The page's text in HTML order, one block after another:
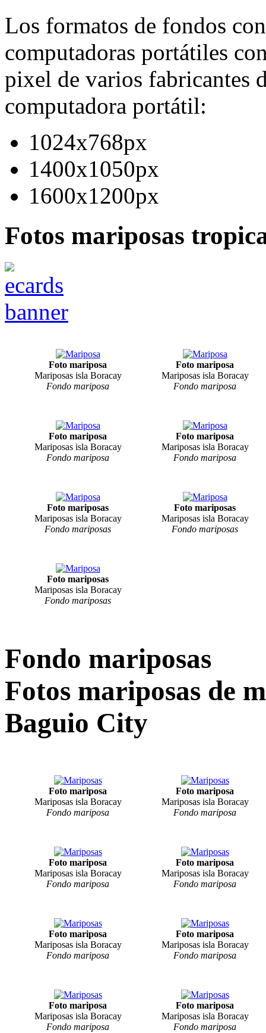
Los formatos de fondos
computadoras portátiles
pixel de varios fabricantes
computadora portátil:
1024x768px
1400x1050px
1600x1200px
Fotos mariposas
Foto mariposa
Mariposas isla Boracay
Fondo mariposa
Foto mariposa
Mariposas isla Boracay
Fondo mariposa
Foto mariposa
Mariposas isla Boracay
Fondo mariposa
Foto mariposa
Mariposas isla Boracay
Fondo mariposa
Foto mariposas
Mariposas isla Boracay
Fondo mariposas
Foto mariposas
Mariposas isla Boracay
Fondo mariposas
Foto mariposas
Mariposas isla Boracay
Fondo mariposas
Fondo mariposas
Fotos mariposas de
Baguio City
Foto mariposa
Mariposas isla Boracay
Fondo mariposa
Foto mariposa
Mariposas isla Boracay
Fondo mariposa
Foto mariposa
Mariposas isla Boracay
Fondo mariposa
Foto mariposa
Mariposas isla Boracay
Fondo mariposa
Foto mariposa
Mariposas isla Boracay
Fondo mariposa
Foto mariposa
Mariposas isla Boracay
Fondo mariposa
Foto mariposa
Mariposas isla Boracay
Fondo mariposa
Foto mariposa
Mariposas isla Boracay
Fondo mariposa